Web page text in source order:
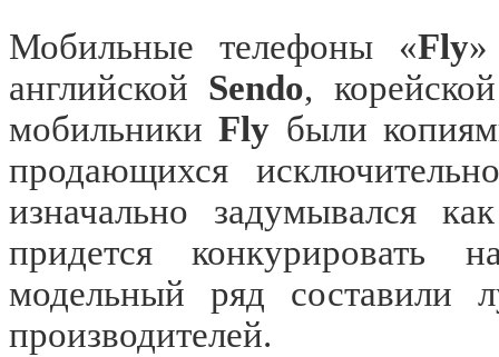
Мобильные телефоны «Fly»
английской Sendo,
мобильникиFly были
продающихся
изначально задумывался
придется конкурировать
модельный ряд составили
производителей.